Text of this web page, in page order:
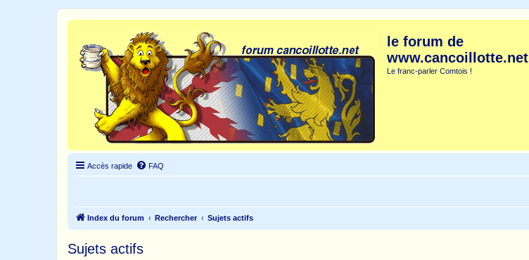
le forum de
www.cancoillotte.net
Le franc-parler Comtois !
Accès rapide FAQ
Index du forum Rechercher Sujets actifs
Sujets actifs